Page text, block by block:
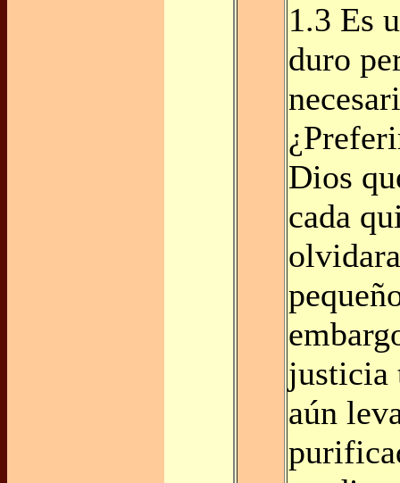
1.3 Es
duro
Dios
cada
justicia
aún